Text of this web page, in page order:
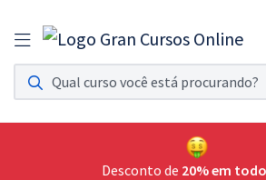
Assinatura Ilimitada 11
Acesso a todos os cursos. Teste grátis por 7 dias!
Assinatura OAB Até Passar
Acesso ilimitado a toda preparação para o Exame da
Desconto de 20% em